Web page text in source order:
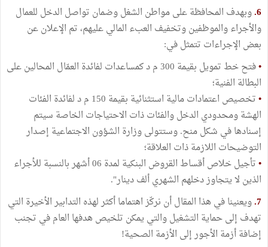
6. وبهدف المحافظة على مواطن الشغل وضمان تواصل الدخل للعمال
والأجراء والموظفين وتخفيف العبء المالي عليهم، تم الإعلان عن
بعض الإجراءات تتمثل في:
•
فتح خط تمويل بقيمة 300 م د كمساعدات لفائدة العمّال المحالين على
البطالة الفنية؛
•
تخصيص اعتمادات مالية استثنائية بقيمة 150 م د لفائدة الفئات
الهشة ومحدودي الدخل والفئات ذات الاحتياجات الخاصة سيتم
إسنادها في شكل منح. وستتولى وزارة الشؤون الاجتماعية إصدار
التوضيحات اللازمة ذات العلاقة؛
•
تأجيل خلاص أقساط القروض البنكية لمدة 06 أشهر بالنسبة للأجراء
الذين لا يتجاوز دخلهم الشهري ألف دينار".
7. ويعنينا في هذا المقال أن نركّز اهتماما أكثر لهذه التدابير الأخيرة التي
تهدف إلى حماية التشغيل والتي يمكن تلخيص هدفها العام في تجنب
إضافة أزمة الأجور إلى الأزمة الصحية!